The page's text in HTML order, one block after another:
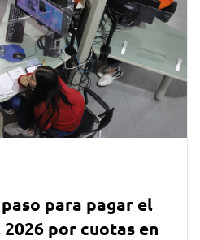
para pagar el
por cuotas en